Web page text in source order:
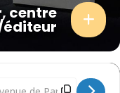
centre
éditeur
Jourdan [XWiEk7hvm]
Address - Coline